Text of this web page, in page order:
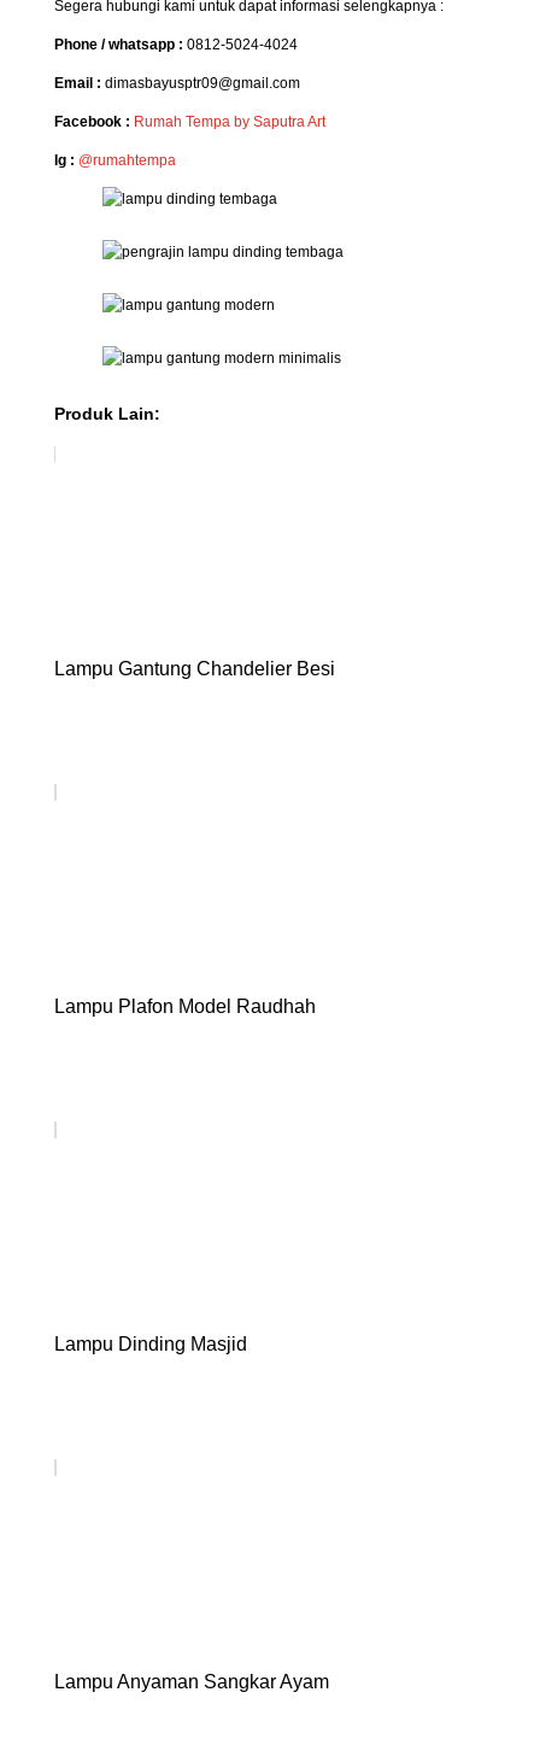
Segera hubungi kami untuk dapat informasi selengkapnya :
Phone / whatsapp : 0812-5024-4024
Email : dimasbayusptr09@gmail.com
Facebook : Rumah Tempa by Saputra Art
Ig : @rumahtempa
Produk Lain:
Lampu Gantung Chandelier Besi
Lampu Plafon Model Raudhah
Lampu Dinding Masjid
Lampu Anyaman Sangkar Ayam